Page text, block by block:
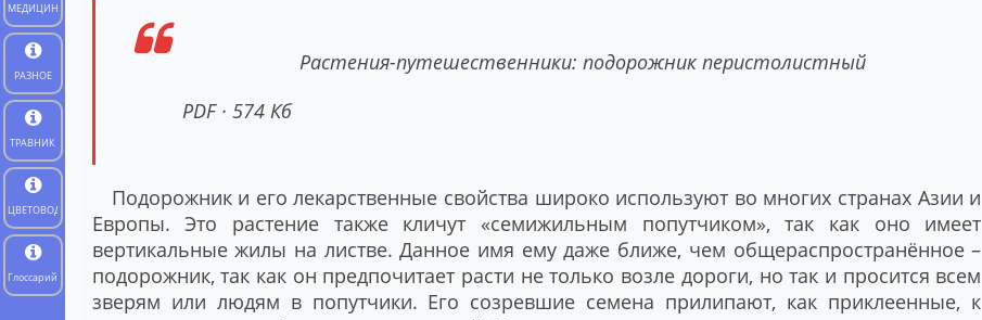
МЕДИЦИНА
РАЗНОЕ
ТРАВНИК
ЦВЕТОВОД
Глоссарий
Растения-путешественники: подорожник перистолистный
PDF · 574 Кб
Подорожник и его лекарственные свойства широко используют во многих странах Азии и
Европы. Это растение также кличут «семижильным попутчиком», так как оно имеет
вертикальные жилы на листве. Данное имя ему даже ближе, чем общераспространённое –
подорожник, так как он предпочитает расти не только возле дороги, но так и просится всем
зверям или людям в попутчики. Его созревшие семена прилипают, как приклеенные, к